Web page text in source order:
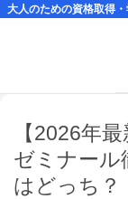
大人のための資格取得
【2026年
ゼミナール
はどっち？